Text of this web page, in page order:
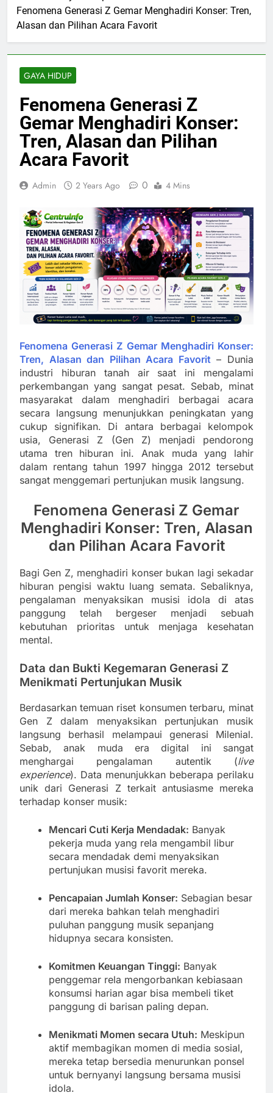
Fenomena Generasi Z Gemar Menghadiri Konser: Tren,
Alasan dan Pilihan Acara Favorit
GAYA HIDUP
Fenomena Generasi Z
Gemar Menghadiri Konser:
Tren, Alasan dan Pilihan
Acara Favorit
Admin 2 Years Ago 0 4 Mins
Fenomena Generasi Z Gemar Menghadiri Konser:
Tren, Alasan dan Pilihan Acara Favorit – Dunia
industri hiburan tanah air saat ini mengalami
perkembangan yang sangat pesat. Sebab, minat
masyarakat dalam menghadiri berbagai acara
secara langsung menunjukkan peningkatan yang
cukup signifikan. Di antara berbagai kelompok
usia, Generasi Z (Gen Z) menjadi pendorong
utama tren hiburan ini. Anak muda yang lahir
dalam rentang tahun 1997 hingga 2012 tersebut
sangat menggemari pertunjukan musik langsung.
Fenomena Generasi Z Gemar
Menghadiri Konser: Tren, Alasan
dan Pilihan Acara Favorit
Bagi Gen Z, menghadiri konser bukan lagi sekadar
hiburan pengisi waktu luang semata. Sebaliknya,
pengalaman menyaksikan musisi idola di atas
panggung telah bergeser menjadi sebuah
kebutuhan prioritas untuk menjaga kesehatan
mental.
Data dan Bukti Kegemaran Generasi Z
Menikmati Pertunjukan Musik
Berdasarkan temuan riset konsumen terbaru, minat
Gen Z dalam menyaksikan pertunjukan musik
langsung berhasil melampaui generasi Milenial.
Sebab, anak muda era digital ini sangat
menghargai pengalaman autentik (live
experience). Data menunjukkan beberapa perilaku
unik dari Generasi Z terkait antusiasme mereka
terhadap konser musik:
Mencari Cuti Kerja Mendadak: Banyak
pekerja muda yang rela mengambil libur
secara mendadak demi menyaksikan
pertunjukan musisi favorit mereka.
Pencapaian Jumlah Konser: Sebagian besar
dari mereka bahkan telah menghadiri
puluhan panggung musik sepanjang
hidupnya secara konsisten.
Komitmen Keuangan Tinggi: Banyak
penggemar rela mengorbankan kebiasaan
konsumsi harian agar bisa membeli tiket
panggung di barisan paling depan.
Menikmati Momen secara Utuh: Meskipun
aktif membagikan momen di media sosial,
mereka tetap bersedia menurunkan ponsel
untuk bernyanyi langsung bersama musisi
idola.